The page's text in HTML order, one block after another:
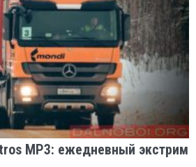
MP3: ежедневный экстрим